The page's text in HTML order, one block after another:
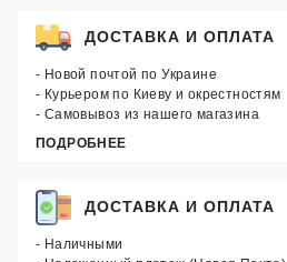
ДОСТАВКА И ОПЛАТА
- Новой почтой по Украине
- Курьером по Киеву и окрестностям
- Самовывоз из нашего магазина
ПОДРОБНЕЕ
ДОСТАВКА И ОПЛАТА
- Наличными